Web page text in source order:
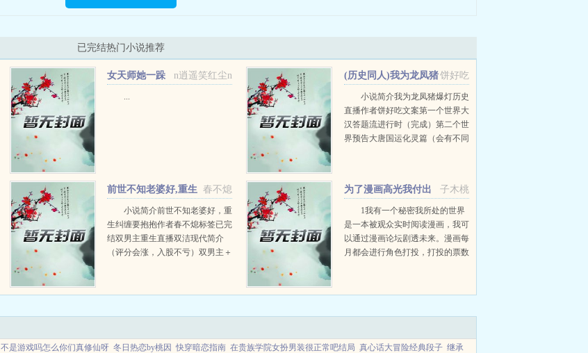
已完结热门小说推荐
n逍遥笑红尘n
女天师她一跺
...
饼好吃
(历史同人)我为龙凤猪
爆灯[历史直播]+番外
小说简介我为龙凤猪爆灯历史
直播作者饼好吃文案第一个世界大
汉答题流进行时（完成）第二个世
界预告大唐国运化灵篇（会有不同
春不熄
前世不知老婆好,重生
纠缠要抱抱+番外
小说简介前世不知老婆好，重
生纠缠要抱抱作者春不熄标签已完
结双男主重生直播双洁现代简介
（评分会涨，入股不亏）双男主＋
洁1v1＋he重生眼里只...
子木桃
为了漫画高光我付出
太多1我有一个秘密我所处的世界
是一本被观众实时阅读漫画，我可
以通过漫画论坛剧透未来。漫画每
月都会进行角色打投，打投的票数
活机会。我已经死了一次，...
不是游戏吗怎么你们真修仙呀 冬日热恋by桃因 快穿暗恋指南 在贵族学院女扮男装很正常吧结局 真心话大冒险经典段子 继承